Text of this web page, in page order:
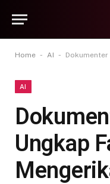
Home - AI - Dokumenter
AI
Ungkap